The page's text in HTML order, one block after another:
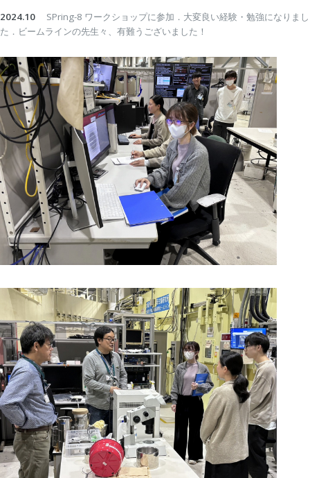
2024.10
SPring-8 ワークショップに参加．大変良い経験・勉強になりまし
た．ビームラインの先生々、有難うございました！